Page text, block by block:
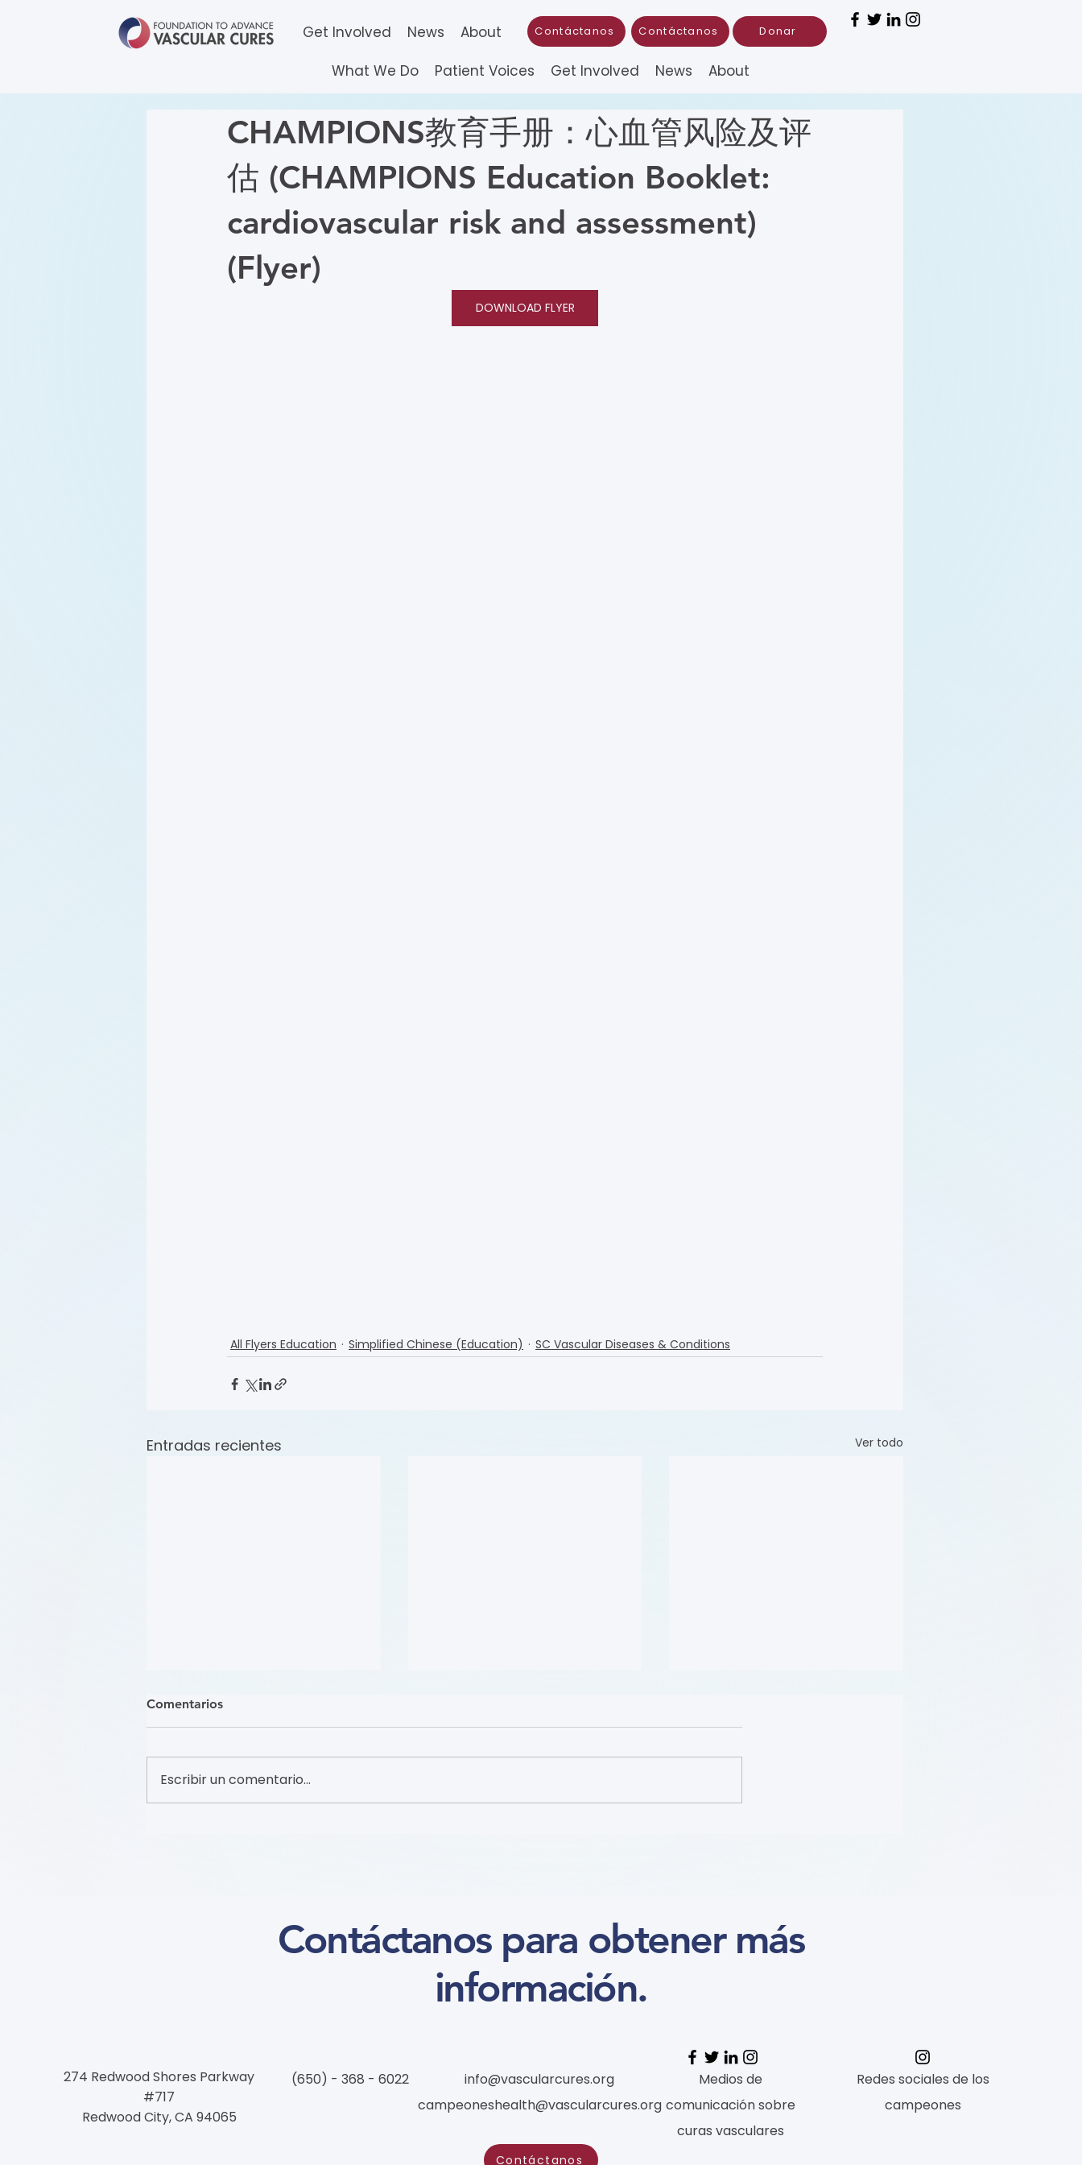
Get Involved News About Contáctanos Contáctanos Donar
What We Do Patient Voices Get Involved News About
CHAMPIONS教育手册：心血管风险及评
估 (CHAMPIONS Education Booklet:
cardiovascular risk and assessment)
(Flyer)
DOWNLOAD FLYER
All Flyers Education Simplified Chinese (Education) SC Vascular Diseases & Conditions
Entradas recientes Ver todo
Comentarios
Escribir un comentario...
Contáctanos para obtener más
información.
274 Redwood Shores Parkway
#717
Redwood City, CA 94065
(650) - 368 - 6022
info@vascularcures.org
campeoneshealth@vascularcures.org
Contáctanos
Medios de
comunicación sobre
curas vasculares
Redes sociales de los
campeones